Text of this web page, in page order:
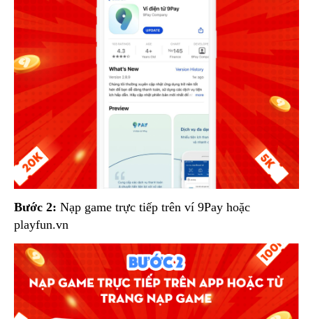
Bước 2: Nạp game trực tiếp trên ví 9Pay hoặc
playfun.vn